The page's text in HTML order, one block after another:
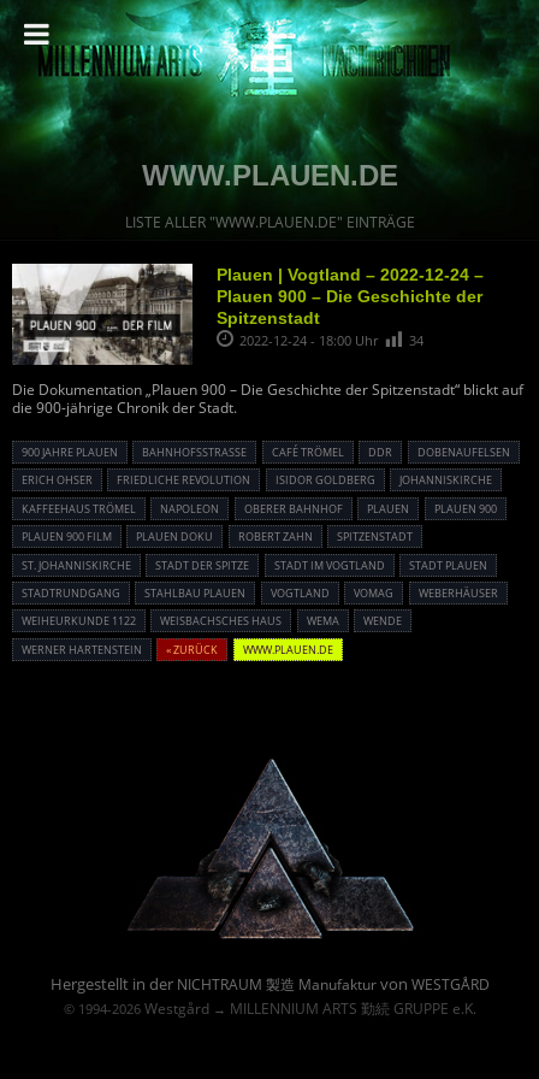
WWW.PLAUEN.DE
LISTE ALLER "WWW.PLAUEN.DE" EINTRÄGE
Plauen | Vogtland – 2022-12-24 –
Plauen 900 – Die Geschichte der
Spitzenstadt
2022-12-24 - 18:00 Uhr 34
Die Dokumentation „Plauen 900 – Die Geschichte der Spitzenstadt“ blickt auf
die 900-jährige Chronik der Stadt.
900 JAHRE PLAUEN BAHNHOFSSTRASSE CAFÉ TRÖMEL DDR
DOBENAUFELSEN
ERICH OHSER
FRIEDLICHE REVOLUTION ISIDOR GOLDBERG
JOHANNISKIRCHE
KAFFEEHAUS TRÖMEL
NAPOLEON OBERER BAHNHOF PLAUEN
PLAUEN 900
PLAUEN 900 FILM
PLAUEN DOKU ROBERT ZAHN
SPITZENSTADT
ST. JOHANNISKIRCHE
STADT DER SPITZE STADT IM VOGTLAND
STADT PLAUEN
STADTRUNDGANG
STAHLBAU PLAUEN VOGTLAND VOMAG
WEBERHÄUSER
WEIHEURKUNDE 1122
WEISBACHSCHES HAUS WEMA
WENDE
WERNER HARTENSTEIN
« ZURÜCK WWW.PLAUEN.DE
Hergestellt in der NICHTRAUM 製造 Manufakturvon WESTGÅRD
© 1994-2026 Westgård→ MILLENNIUM ARTS 勤続 GRUPPE e.K.
Powered By :